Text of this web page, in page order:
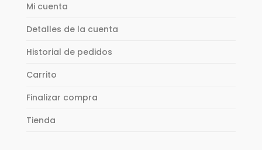
Mi cuenta
Detalles de la cuenta
Historial de pedidos
Carrito
Finalizar compra
Tienda